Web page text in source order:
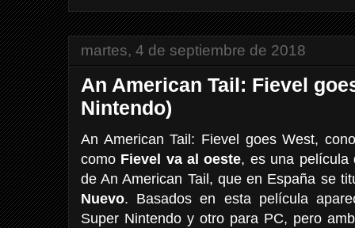
martes, 4 de septiembre de 2018
An American Tail: Fievel
Nintendo)
An American Tail: Fievel goes West,
como Fievel va al oeste, es una película
de An American Tail, que en España se
Nuevo. Basados en esta película
Super Nintendo y otro para PC, pero